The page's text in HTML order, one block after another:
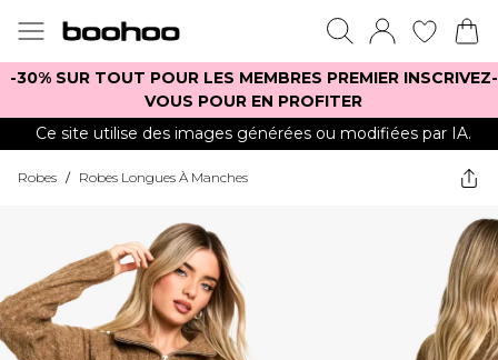
-30% SUR TOUT POUR LES MEMBRES PREMIER INSCRIVEZ-
VOUS POUR EN PROFITER
Ce site utilise des images générées ou modifiées par IA.
Robes / Robes Longues À Manches